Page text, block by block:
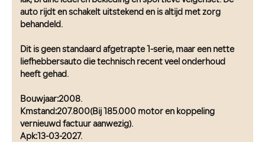
auto rijdt en schakelt uitstekend en is altijd met zorg
behandeld.
Dit is geen standaard afgetrapte 1-serie, maar een nette
liefhebbersauto die technisch recent veel onderhoud
heeft gehad.
Bouwjaar:2008.
Kmstand:207.800(Bij 185.000 motor en koppeling
vernieuwd factuur aanwezig).
Apk:13-03-2027.